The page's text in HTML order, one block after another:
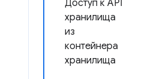
Доступ к API
хранилища
из
контейнера
хранилища